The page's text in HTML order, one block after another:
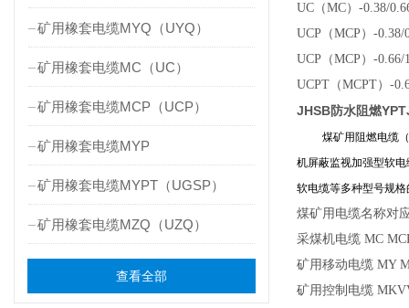
矿用橡套电缆MYQ（UYQ）
矿用橡套电缆MC（UC）
矿用橡套电缆MCP（UCP）
矿用橡套电缆MYP
矿用橡套电缆MYPT（UGSP）
矿用橡套电缆MZQ（UZQ）
查看全部
UC（MC）-0.38/
UCP（MCP）-
UCP（MCP）-0.66/
UCPT（MCPT）-
JHSB防水阻燃
煤矿用阻燃电缆
机屏蔽监视加强型软
软电缆等多种型号
煤矿用电缆名称对
采煤机电缆 MC
矿用移动电缆 MY
矿用控制电缆